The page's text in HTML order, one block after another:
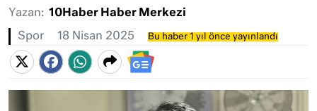
Yazan: 10Haber Haber Merkezi
Spor 18 Nisan 2025 Bu haber 1 yıl önce yayınlandı